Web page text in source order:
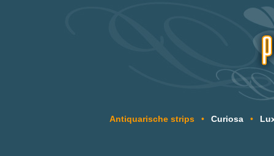
Antiquarische strips • Curiosa •